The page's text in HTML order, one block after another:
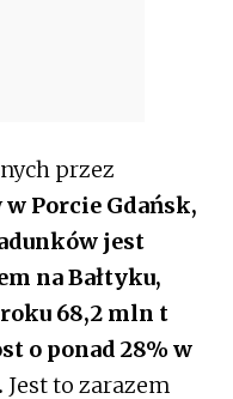
przez
w Porcie Gdańsk,
jest
na Bałtyku,
68,2 mln t
o ponad 28% w
Jest to zarazem